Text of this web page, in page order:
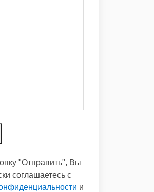
"Отправить", Вы
соглашаетесь с
и